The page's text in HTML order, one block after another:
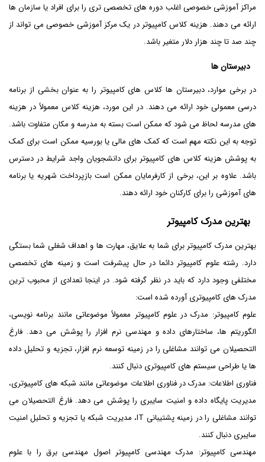
مراکز آموزشی خصوصی اغلب دوره های تخصصی تری را برای افراد یا سازمان ها
ارائه می دهند. هزینه کلاس کامپیوتر در یک مرکز آموزشی خصوصی می تواند از
چند صد تا چند هزار دلار متغیر باشد.
دبیرستان ها
در برخی موارد، دبیرستان ها کلاس های کامپیوتر را به عنوان بخشی از برنامه
درسی معمولی خود ارائه می دهند. در این مورد، هزینه کلاس معمولاً در هزینه
های مدرسه لحاظ می شود که ممکن است بسته به مدرسه و مکان متفاوت باشد.
توجه به این نکته مهم است که کمک های مالی یا بورسیه ممکن است برای کمک
به پوشش هزینه کلاس های کامپیوتر برای دانشجویان واجد شرایط در دسترس
باشد. علاوه بر این، برخی از کارفرمایان ممکن است بازپرداخت شهریه یا برنامه
های آموزشی را برای کارکنان خود ارائه دهند.
بهترین مدرک کامپیوتر
بهترین مدرک کامپیوتر برای شما به علایق، مهارت ها و اهداف شغلی شما بستگی
دارد. رشته علوم کامپیوتر دائما در حال پیشرفت است و زمینه های تخصصی
مختلفی وجود دارد که باید در نظر گرفته شود. در اینجا تعدادی از محبوب ترین
مدرک های کامپیوتری آورده شده است:
علوم کامپیوتر: مدرک در علوم کامپیوتر معمولاً موضوعاتی مانند برنامه نویسی،
الگوریتم ها، ساختارهای داده و مهندسی نرم افزار را پوشش می دهد. فارغ
التحصیلان می توانند مشاغلی را در زمینه توسعه نرم افزار، تجزیه و تحلیل داده
ها یا طراحی سیستم های کامپیوتری دنبال کنند.
فناوری اطلاعات: مدرک در فناوری اطلاعات موضوعاتی مانند شبکه های کامپیوتری،
مدیریت پایگاه داده و امنیت سایبری را پوشش می دهد. فارغ التحصیلان می
توانند مشاغلی را در زمینه پشتیبانی IT، مدیریت شبکه یا تجزیه و تحلیل امنیت
سایبری دنبال کنند.
مهندسی کامپیوتر: مدرک مهندسی کامپیوتر اصول مهندسی برق را با علوم